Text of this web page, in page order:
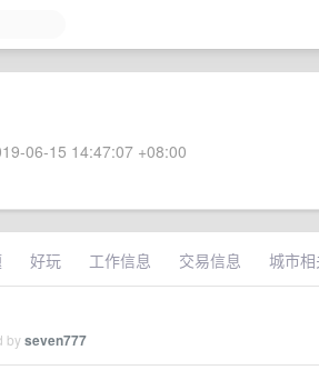
06-15 14:47:07 +08:00
好玩 工作信息 交易信息 城市相
byseven777